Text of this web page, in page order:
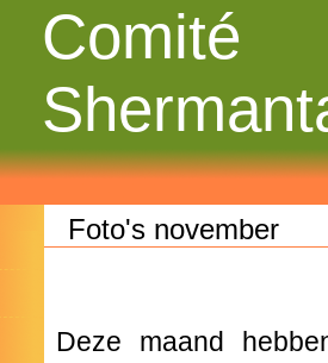
Comité
Deze maand
Foto's november